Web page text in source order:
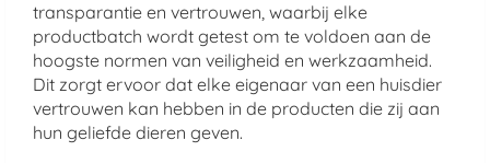
transparantie en vertrouwen, waarbij elke
productbatch wordt getest om te voldoen aan de
hoogste normen van veiligheid en werkzaamheid.
Dit zorgt ervoor dat elke eigenaar van een huisdier
vertrouwen kan hebben in de producten die zij aan
hun geliefde dieren geven.